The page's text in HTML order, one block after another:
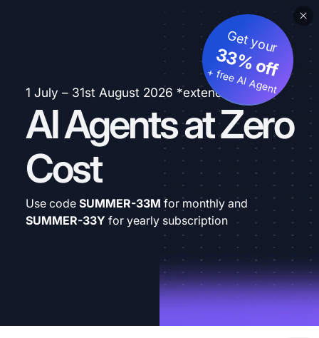
1 July – 31st August 2026 *extended
AI Agents at Zero
Cost
Get your
33% off
+ free AI Agent
Use code SUMMER-33M for monthly and
SUMMER-33Y for yearly subscription